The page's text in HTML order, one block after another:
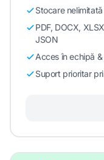
Stocare
PDF, DOCX,
JSON
Acces în echipă
Suport prioritar